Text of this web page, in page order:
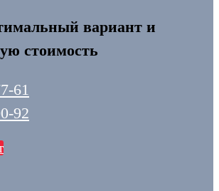
вариант и
стоимость
61
92